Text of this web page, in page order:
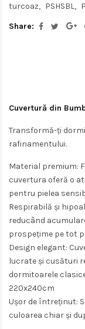
turcoaz
PSHSBL
Share:
Cuvertură din
Transformă-ți
rafinamentului.
Material premium:
cuvertura oferă o
pentru pielea
Respirabilă și
reducând
prospețime pe tot
Design elegant:
lucrate și cusături
dormitoarele
220x240cm
Ușor de întreținut:
culoarea chiar și